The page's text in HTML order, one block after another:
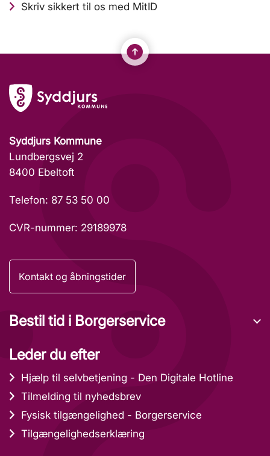
Skriv sikkert til os med MitID
Syddjurs Kommune
Lundbergsvej 2
8400 Ebeltoft
Telefon: 87 53 50 00
CVR-nummer: 29189978
Kontakt og åbningstider
Bestil tid i Borgerservice
Leder du efter
Hjælp til selvbetjening - Den Digitale Hotline
Tilmelding til nyhedsbrev
Fysisk tilgængelighed - Borgerservice
Tilgængelighedserklæring